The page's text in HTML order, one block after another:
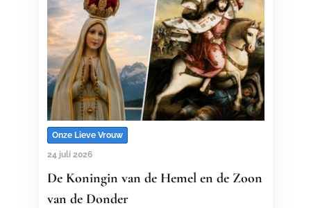
Onze Lieve Vrouw
24 juli 2026
De Koningin van de Hemel en de Zoon
van de Donder